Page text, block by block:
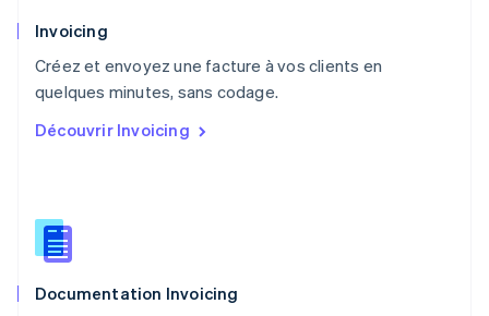
Invoicing
Créez et envoyez une facture à vos clients en
quelques minutes, sans codage.
Découvrir Invoicing
Documentation Invoicing
Pays-Bas
Nederlands
Pologne
English
PortuguêsEnglish
English
Roumanie
Royaume-Uni